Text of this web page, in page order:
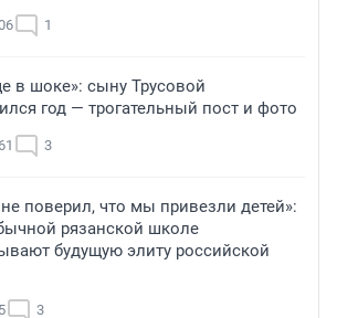
1
в шоке»: сыну Трусовой
год — трогательный пост и фото
3
поверил, что мы привезли детей»:
рязанской школе
будущую элиту российской
3